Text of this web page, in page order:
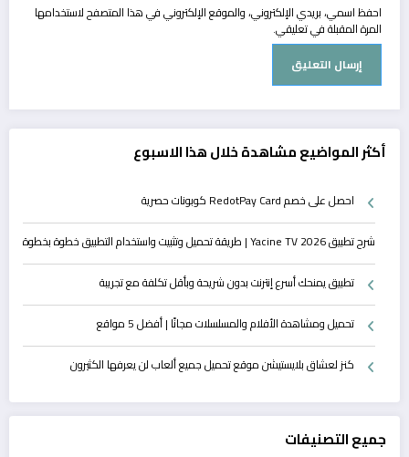
احفظ اسمي، بريدي الإلكتروني، والموقع الإلكتروني في هذا المتصفح لاستخدامها
المرة المقبلة في تعليقي.
أكثر المواضيع مشاهدة خلال هذا الاسبوع
احصل على خصم RedotPay Card كوبونات حصرية
شرح تطبيق Yacine TV 2026 | طريقة تحميل وتثبيت واستخدام التطبيق خطوة بخطوة
تطبيق يمنحك أسرع إنترنت بدون شريحة وبأقل تكلفة مع تجريبة
تحميل ومشاهدة الأفلام والمسلسلات مجانًا | أفضل 5 مواقع
كنز لعشاق بلايستيشن موقع تحميل جميع ألعاب لن يعرفها الكثيرون
جميع التصنيفات